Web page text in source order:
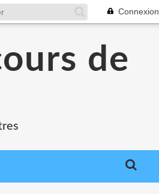
Connexion
de